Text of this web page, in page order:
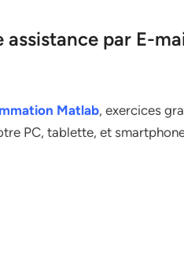
par E-
Matlab, exercices
PC, tablette, et